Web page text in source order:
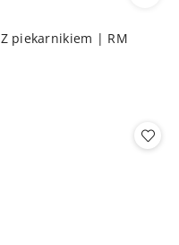
piekarnikiem | RM